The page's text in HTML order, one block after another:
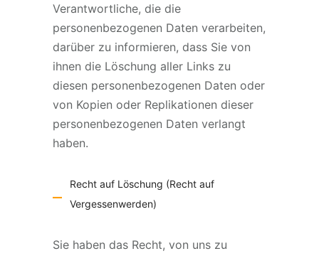
Verantwortliche, die die
personenbezogenen Daten verarbeiten,
darüber zu informieren, dass Sie von
ihnen die Löschung aller Links zu
diesen personenbezogenen Daten oder
von Kopien oder Replikationen dieser
personenbezogenen Daten verlangt
haben.
Recht auf Löschung (Recht auf
Vergessenwerden)
Sie haben das Recht, von uns zu